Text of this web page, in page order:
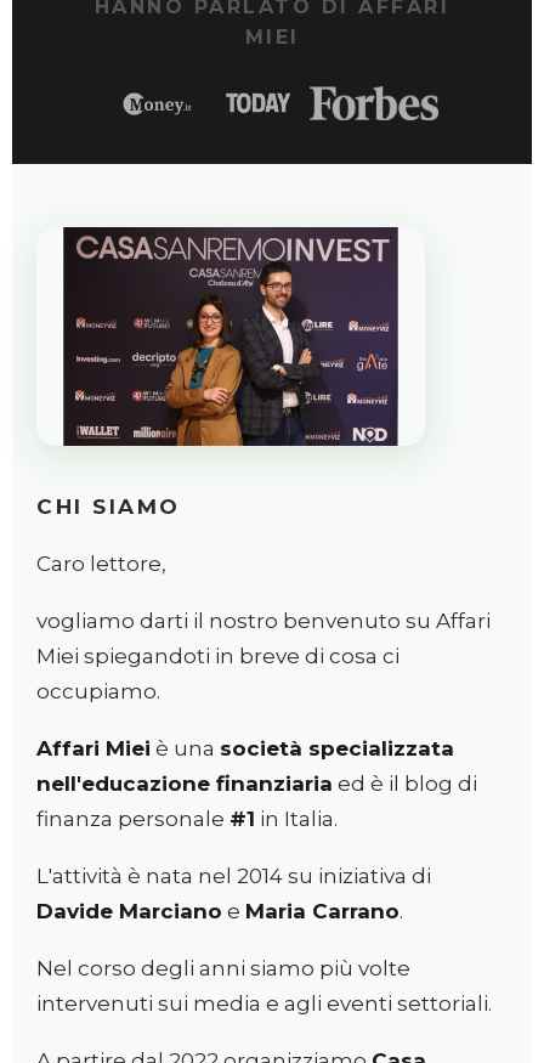
HANNO PARLATO DI AFFARI
MIEI
CHI SIAMO
Caro lettore,
vogliamo darti il nostro benvenuto su Affari
Miei spiegandoti in breve di cosa ci
occupiamo.
Affari Miei è una società specializzata
nell'educazione finanziaria ed è il blog di
finanza personale #1 in Italia.
L'attività è nata nel 2014 su iniziativa di
Davide Marciano e Maria Carrano.
Nel corso degli anni siamo più volte
intervenuti sui media e agli eventi settoriali.
Gratuito · Nessuna carta richiesta
ACCONSENTO AL TRATTAMENTO DEI DATI